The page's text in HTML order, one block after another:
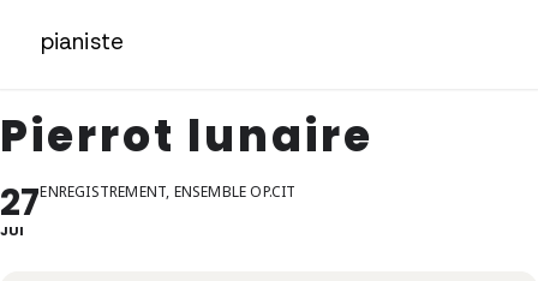
Pierrot lunaire
27
JUI
ENREGISTREMENT, ENSEMBLE OP.CIT